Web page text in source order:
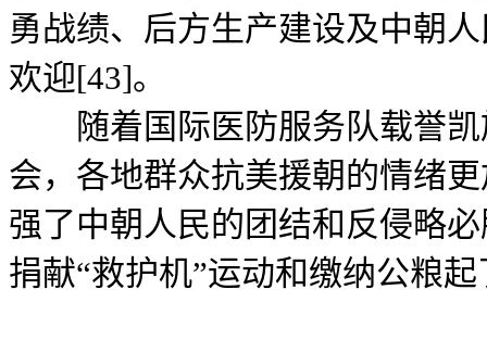
勇战绩、后方生产建设及中朝
欢迎[43]。
随着国际医防服务队载誉凯
会，各地群众抗美援朝的情绪
强了中朝人民的团结和反侵略
捐献“救护机”运动和缴纳公粮